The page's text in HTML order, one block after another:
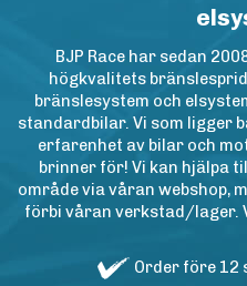
BJP Race har sedan
högkvalitets
bränslesystem och
standardbilar. Vi som ligger
erfarenhet av bilar och
brinner för! Vi kan hjälpa
område via våran webshop,
förbi våran verkstad/lager.
Order före 12